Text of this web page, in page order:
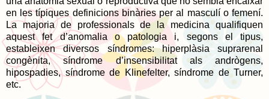
en les típiques definicions binàries per al masculí o femení.
La majoria de professionals de la medicina qualifiquen
aquest fet d’anomalia o patologia i, segons el tipus,
estableixen diversos síndromes: hiperplàsia suprarenal
congènita, síndrome d’insensibilitat als andrògens,
hipospadies, síndrome de Klinefelter, síndrome de Turner,
etc.